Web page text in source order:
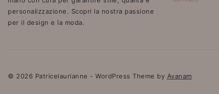
personalizzazione. Scopri la nostra passione
per il design e la moda.
© 2026 Patricelaurianne - WordPress Theme by Avanam